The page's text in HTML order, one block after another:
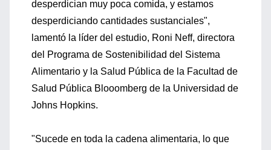
desperdician muy poca comida, y estamos
desperdiciando cantidades sustanciales",
lamentó la líder del estudio, Roni Neff, directora
del Programa de Sostenibilidad del Sistema
Alimentario y la Salud Pública de la Facultad de
Salud Pública Blooomberg de la Universidad de
Johns Hopkins.
"Sucede en toda la cadena alimentaria, lo que